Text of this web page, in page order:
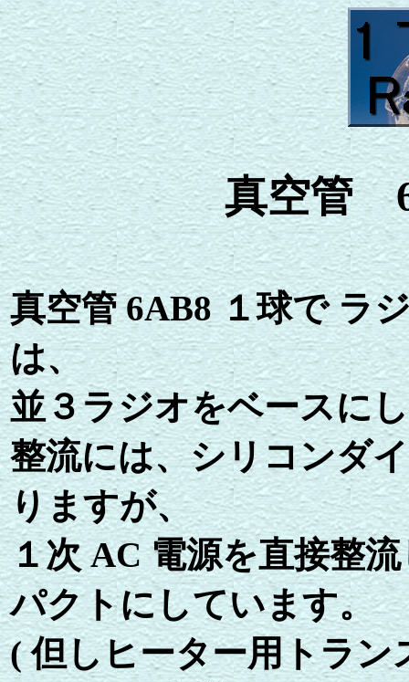
真空管
真空管 6AB8 １球で ラ
は、
並３ラジオをベースに
整流には、シリコンダ
りますが、
１次 AC 電源を直接整
パクトにしています。
( 但しヒーター用トラ